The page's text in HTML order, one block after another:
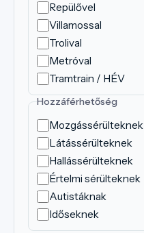
Repülővel
Villamossal
Trolival
Metróval
Tramtrain / HÉV
Hozzáférhetőség
Mozgássérülteknek
Látássérülteknek
Hallássérülteknek
Értelmi sérülteknek
Autistáknak
Időseknek